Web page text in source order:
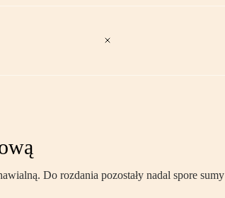
Do rozdania pozostały nadal spore sumy